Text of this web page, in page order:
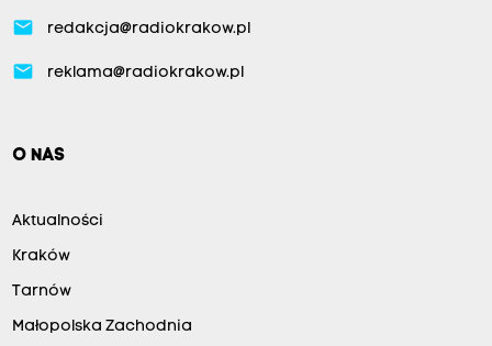
email redakcja@radiokrakow.pl
email reklama@radiokrakow.pl
O NAS
Aktualności
Kraków
Tarnów
Małopolska Zachodnia